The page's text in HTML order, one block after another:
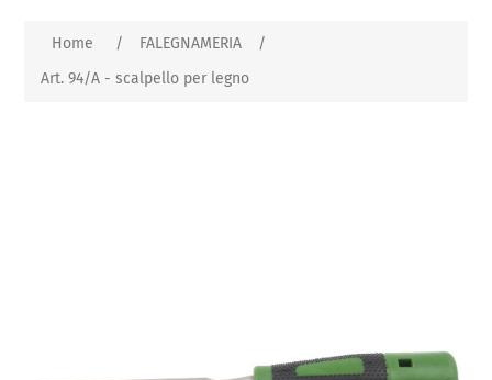
Home / FALEGNAMERIA
/
Art. 94/A - scalpello per legno